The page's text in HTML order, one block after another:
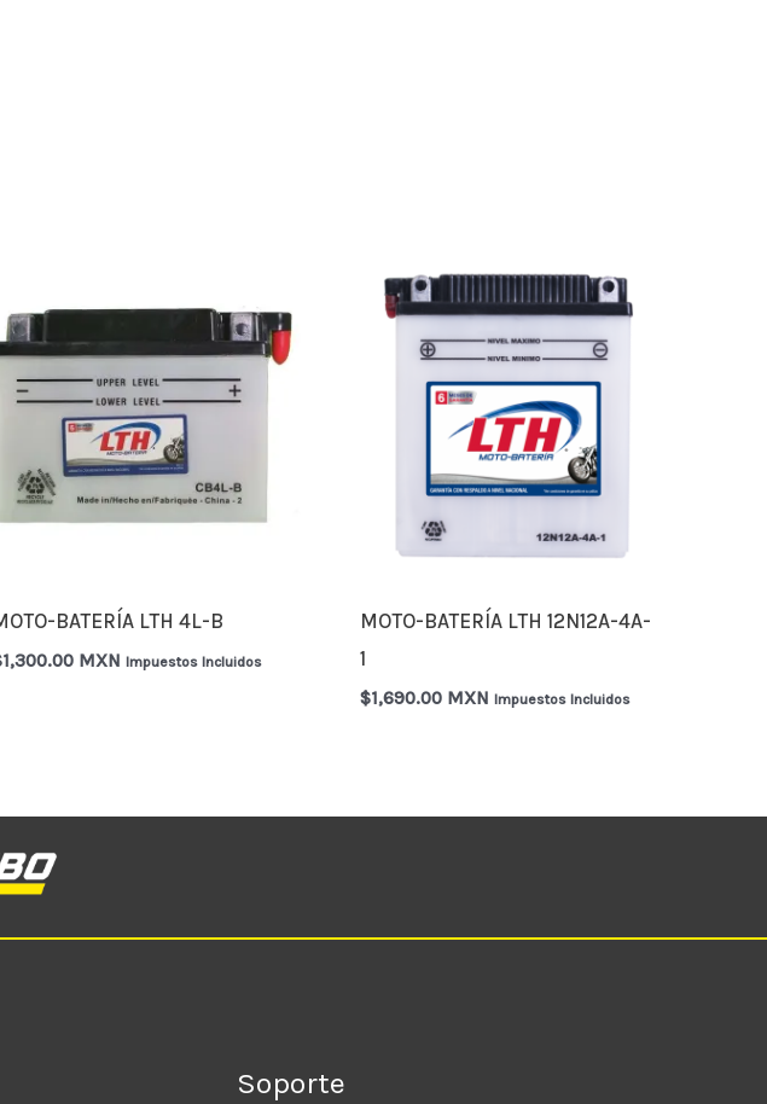
BATERÍA LTH 4L-B
1,300.00 MXN Impuestos Incluidos
MOTO-BATERÍA LTH 12N12A-4A-
1
$1,690.00 MXN Impuestos Incluidos
Soporte